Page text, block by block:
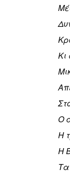
Κι
Ο
Η
Η
Τα